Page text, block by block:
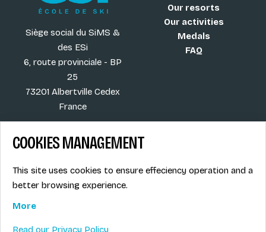
Siège social du SiMS &
des ESi
6, route provinciale - BP
25
73201 Albertville Cedex
France
Our resorts
Our activities
Medals
FAQ
More
Job offers
Ski instructors union
Legal info
COOKIES MANAGEMENT
This site uses cookies to ensure effeciency operation and a
better browsing experience.
More
Read our Privacy Policy